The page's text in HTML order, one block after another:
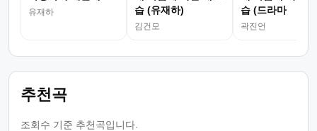
유재하
습 (유재하)
김건모
습 (드라마
곽진언
추천곡
조회수 기준 추천곡입니다.